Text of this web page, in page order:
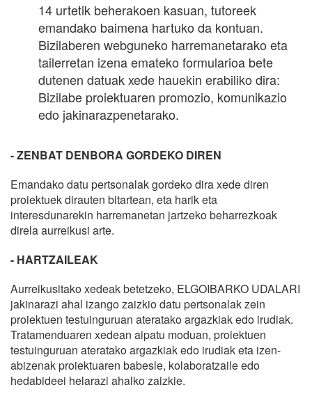
14 urtetik beherakoen kasuan, tutoreek
emandako baimena hartuko da kontuan.
Bizilaberen webguneko harremanetarako eta
tailerretan izena emateko formularioa bete
dutenen datuak xede hauekin erabiliko dira:
Bizilabe proiektuaren promozio, komunikazio
edo jakinarazpenetarako.
- ZENBAT DENBORA GORDEKO DIREN
Emandako datu pertsonalak gordeko dira xede diren
proiektuek dirauten bitartean, eta harik eta
interesdunarekin harremanetan jartzeko beharrezkoak
direla aurreikusi arte.
- HARTZAILEAK
Aurreikusitako xedeak betetzeko, ELGOIBARKO UDALARI
jakinarazi ahal izango zaizkio datu pertsonalak zein
proiektuen testuinguruan ateratako argazkiak edo irudiak.
Tratamenduaren xedean aipatu moduan, proiektuen
testuinguruan ateratako argazkiak edo irudiak eta izen-
abizenak proiektuaren babesle, kolaboratzaile edo
hedabideei helarazi ahalko zaizkie.